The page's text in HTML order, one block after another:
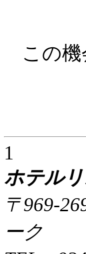
この
1
ホテル
〒969-
ーク